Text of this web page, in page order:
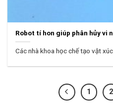
Robot tí hon giúp phân hủy vi
Các nhà khoa học chế tạo vật
1 2